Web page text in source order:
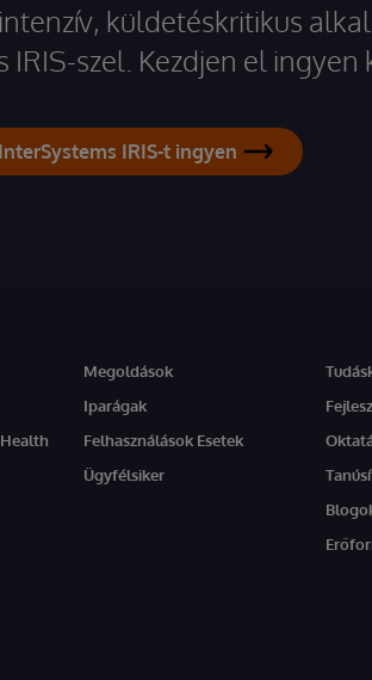
küldetéskritikus
IRIS-szel. Kezdjen el ingyen
IRIS-t ingyen
Megoldások
Iparágak
Felhasználások Esetek
Ügyfélsiker